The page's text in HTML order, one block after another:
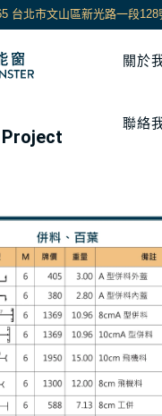
台北市文山區新光路一段128
關於
聯絡